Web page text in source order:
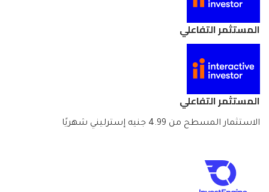
المستثمر التفاعلي
المستثمر التفاعلي
الاستثمار المسطح من 4.99 جنيه إسترليني شهريًا